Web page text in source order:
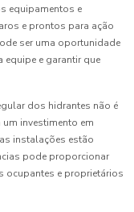
equipamentos e
e prontos para ação
ser uma oportunidade
equipe e garantir que
dos hidrantes não é
investimento em
instalações estão
pode proporcionar
ocupantes e proprietários